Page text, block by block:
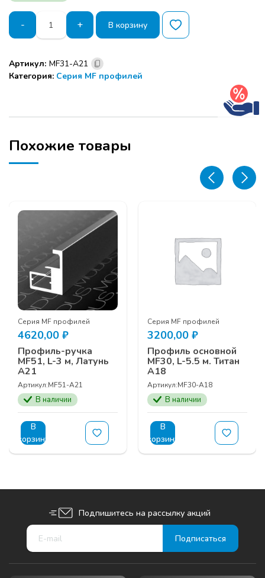
-
Количество
товара
Профиль-
MF31,
L-
А21Латунь
+ В корзину
Артикул: MF31-А21
Категория: Серия MF профилей
Похожие товары
Серия MF профилей
4620,00 ₽
Профиль-ручка
MF51, L-3 м, Латунь
А21
Артикул:MF51-А21
В наличии
В
корзину
Серия MF профилей
3200,00 ₽
Профиль основной
MF30, L-5.5 м. Титан
А18
Артикул:MF30-А18
В наличии
В
корзину
Подпишитесь на рассылку акций